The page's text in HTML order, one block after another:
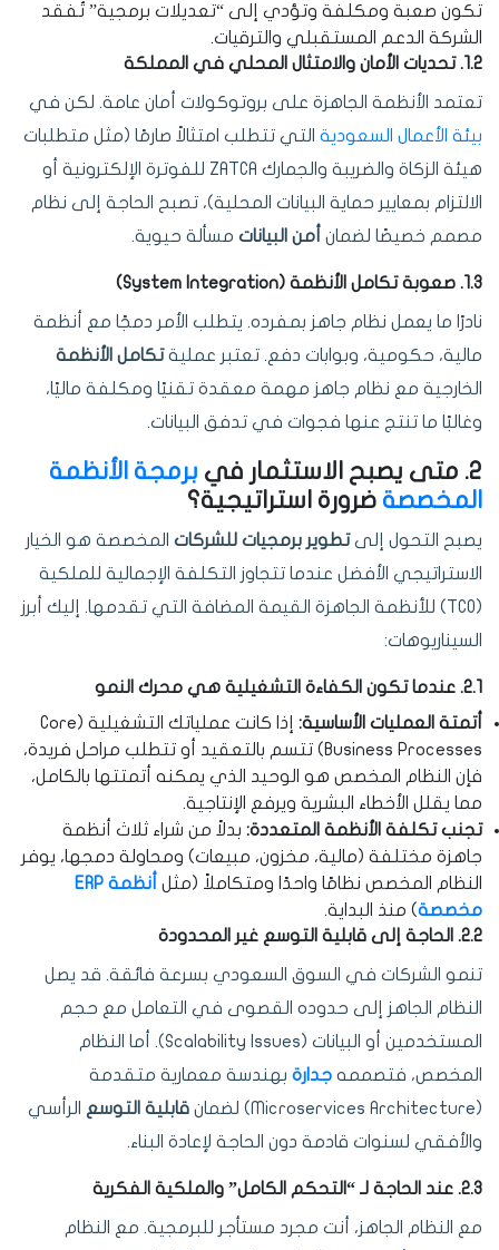
تكون صعبة ومكلفة وتؤدي إلى “تعديلات برمجية” تُفقد
الشركة الدعم المستقبلي والترقيات.
1.2. تحديات الأمان والامتثال المحلي في المملكة
تعتمد الأنظمة الجاهزة على بروتوكولات أمان عامة. لكن في
بيئة الأعمال السعودية التي تتطلب امتثالاً صارمًا (مثل متطلبات
هيئة الزكاة والضريبة والجمارك ZATCA للفوترة الإلكترونية أو
الالتزام بمعايير حماية البيانات المحلية)، تصبح الحاجة إلى نظام
مصمم خصيصًا لضمان أمن البيانات مسألة حيوية.
1.3. صعوبة تكامل الأنظمة (System Integration)
نادرًا ما يعمل نظام جاهز بمفرده. يتطلب الأمر دمجًا مع أنظمة
مالية، حكومية، وبوابات دفع. تعتبر عمليةتكامل الأنظمة
الخارجية مع نظام جاهز مهمة معقدة تقنيًا ومكلفة ماليًا،
وغالبًا ما تنتج عنها فجوات في تدفق البيانات.
2. متى يصبح الاستثمار في
برمجة الأنظمة
المخصصة ضرورة استراتيجية؟
يصبح التحول إلىتطوير برمجيات للشركات المخصصة هو الخيار
الاستراتيجي الأفضل عندما تتجاوز التكلفة الإجمالية للملكية
(TCO) للأنظمة الجاهزة القيمة المضافة التي تقدمها. إليك أبرز
السيناريوهات:
2.1. عندما تكون الكفاءة التشغيلية هي محرك النمو
أتمتة العمليات الأساسية:
إذا كانت عملياتك التشغيلية (Core
Business Processes) تتسم بالتعقيد أو تتطلب مراحل فريدة،
فإن النظام المخصص هو الوحيد الذي يمكنه أتمتتها بالكامل،
مما يقلل الأخطاء البشرية ويرفع الإنتاجية.
تجنب تكلفة الأنظمة المتعددة: بدلاً من شراء ثلاث أنظمة
جاهزة مختلفة (مالية، مخزون، مبيعات) ومحاولة دمجها، يوفر
النظام المخصص نظامًا واحدًا ومتكاملاً (مثل
أنظمة ERP
مخصصة) منذ البداية.
2.2. الحاجة إلى قابلية التوسع غير المحدودة
تنمو الشركات في السوق السعودي بسرعة فائقة. قد يصل
النظام الجاهز إلى حدوده القصوى في التعامل مع حجم
المستخدمين أو البيانات (Scalability Issues). أما النظام
المخصص، فتصممه جدارة بهندسة معمارية متقدمة
(Microservices Architecture) لضمان
قابلية التوسع
الرأسي
والأفقي لسنوات قادمة دون الحاجة لإعادة البناء.
2.3. عند الحاجة لـ “التحكم الكامل” والملكية الفكرية
مع النظام الجاهز، أنت مجرد مستأجر للبرمجية. مع النظام